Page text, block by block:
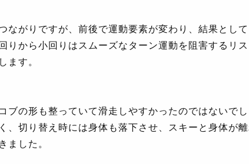
ながりですが、前後で運動要素が変わり、結果とし
りから小回りはスムーズなターン運動を阻害するリ
ます。
ブの形も整っていて滑走しやすかったのではないで
、切り替え時には身体も落下させ、スキーと身体が
ました。